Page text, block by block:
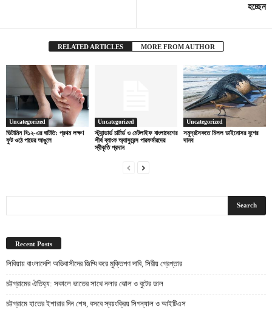
হচ্ছেন
RELATED ARTICLES MORE FROM AUTHOR
Uncategorized
ভিটামিন বি১২-এর ঘাটতি: প্রথম লক্ষণ
ফুট ওঠে পায়ের আঙুলে
Uncategorized
স্ট্যান্ডার্ড চার্টার্ড ও মেটলাইফ বাংলাদেশের
শীর্ষ ব্যাংক অ্যাসুরেন্স পারফর্মারদের
স্বীকৃতি প্রদান
Uncategorized
সমুদ্রসৈকতে মিলল ডাইনোসর যুগের
দানব
Recent Posts
লিবিয়ায় বাংলাদেশি অভিবাসীদের জিম্মি করে মুক্তিপণ দাবি, সিরীয় গ্রেপ্তার
চট্টগ্রামের ঐতিহ্য: সকালে ভাতের সাথে নলার ঝোল ও বুটের ডাল
চট্টগ্রামে হাতের ইশারার দিন শেষ, বসবে স্বয়ংক্রিয় সিগন্যাল ও আইটিএস